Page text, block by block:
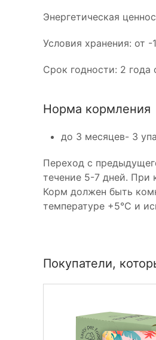
Энергетическая
Условия хранения: от
Срок годности: 2 года
Норма кормления
до 3 месяцев- 3
Переход с
течение 5-7 дней. При
Корм должен быть
температуре +5°С и
Покупатели,